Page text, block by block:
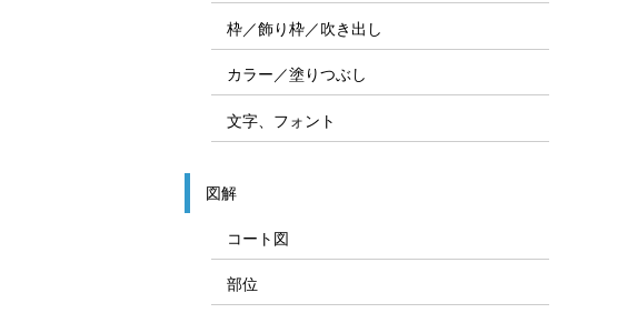
枠／飾り枠／吹き出し
カラー／塗りつぶし
文字、フォント
図解
コート図
部位